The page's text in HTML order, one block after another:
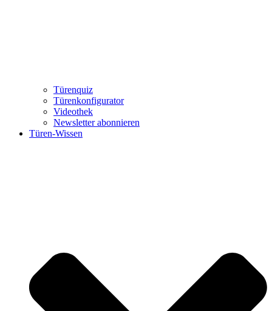
Türenquiz
Türenkonfigurator
Videothek
Newsletter abonnieren
Türen-Wissen